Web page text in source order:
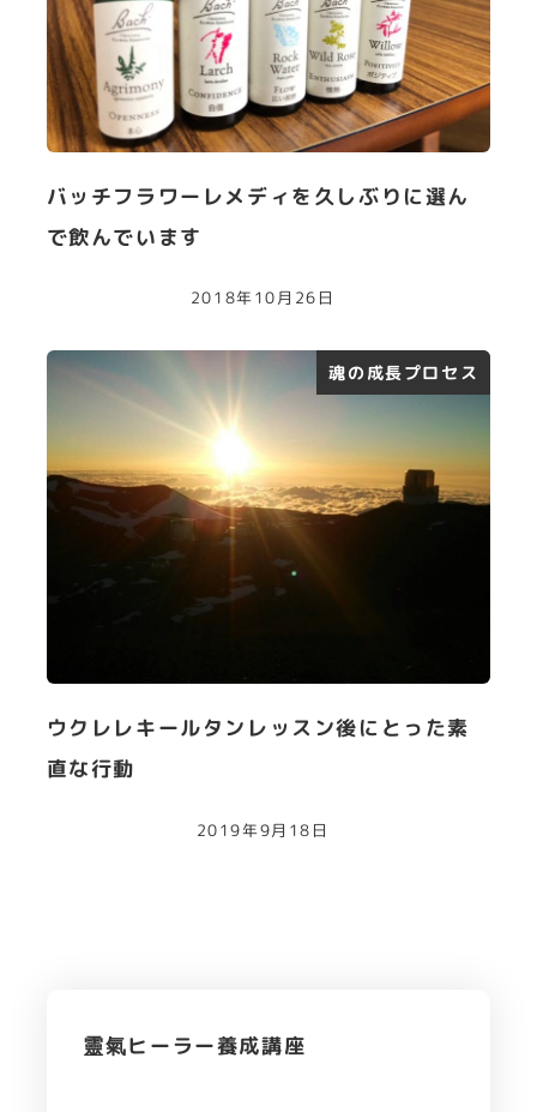
バッチフラワーレメディを久しぶりに選ん
で飲んでいます
2018年10月26日
魂の成長プロセス
ウクレレキールタンレッスン後にとった素
直な行動
2019年9月18日
靈氣ヒーラー養成講座